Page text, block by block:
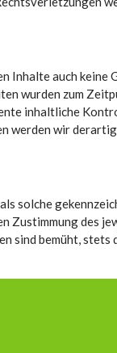
Inhalte auch keine
wurden zum
inhaltliche
werden wir
solche
Zustimmung des
sind bemüht, stets